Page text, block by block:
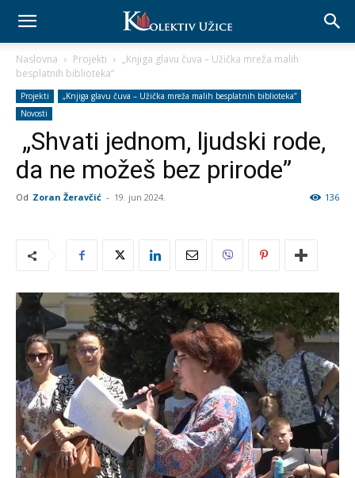
Naslovna Projekti
„Knjiga glavu čuva – Užička mreža malih
besplatnih biblioteka”
Projekti
„Knjiga glavu čuva – Užička mreža malih besplatnih biblioteka”
Novosti
„Shvati jednom, ljudski rode,
da ne možeš bez prirode”
Od Zoran Žeravčić - 19. jun 2024. 136